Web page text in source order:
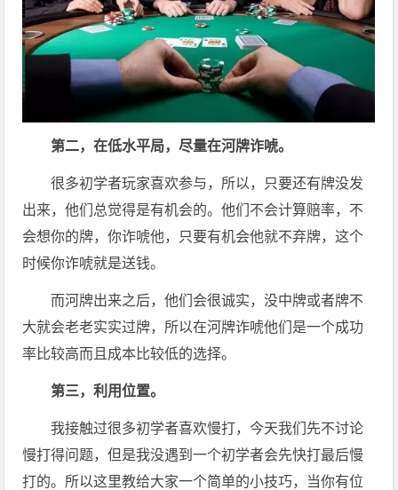
第二，在低水平局，尽量在河牌诈唬。
很多初学者玩家喜欢参与，所以，只要还有牌没发
出来，他们总觉得是有机会的。他们不会计算赔率，不
会想你的牌，你诈唬他，只要有机会他就不弃牌，这个
时候你诈唬就是送钱。
而河牌出来之后，他们会很诚实，没中牌或者牌不
大就会老老实实过牌，所以在河牌诈唬他们是一个成功
率比较高而且成本比较低的选择。
第三，利用位置。
我接触过很多初学者喜欢慢打，今天我们先不讨论
慢打得问题，但是我没遇到一个初学者会先快打最后慢
打的。所以这里教给大家一个简单的小技巧，当你有位